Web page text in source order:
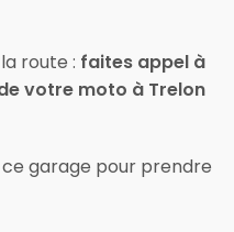
route : faites appel à
votre moto à Trelon
garage pour prendre